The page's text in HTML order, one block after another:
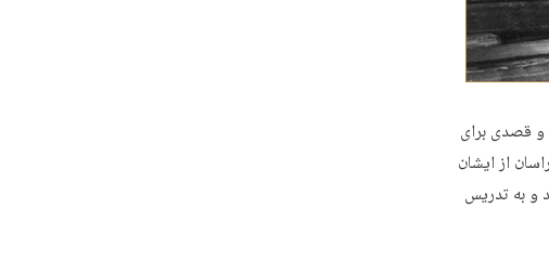
و قصدی برای
از ایشان
و به تدریس